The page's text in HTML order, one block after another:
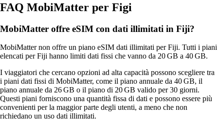
FAQ MobiMatter per Figi
MobiMatter offre eSIM con dati illimitati in Fiji?
MobiMatter non offre un piano eSIM dati illimitati per Fiji. Tutti i piani
elencati per Fiji hanno limiti dati fissi che vanno da 20 GB a 40 GB.
I viaggiatori che cercano opzioni ad alta capacità possono scegliere tra
i piani dati fissi di MobiMatter, come il piano annuale da 40 GB, il
piano annuale da 26 GB o il piano di 20 GB valido per 30 giorni.
Questi piani forniscono una quantità fissa di dati e possono essere più
convenienti per la maggior parte degli utenti, a meno che non
richiedano un uso dati illimitati.